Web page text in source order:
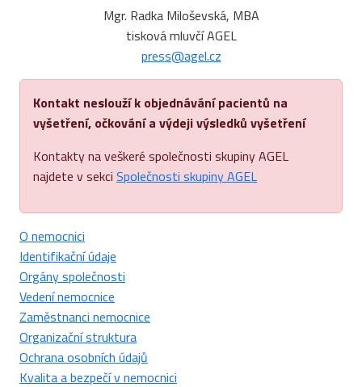
Mgr. Radka Miloševská, MBA
tisková mluvčí AGEL
press@agel.cz
Kontakt neslouží k objednávání pacientů na
vyšetření, očkování a výdeji výsledků vyšetření
Kontakty na veškeré společnosti skupiny AGEL
najdete v sekci Společnosti skupiny AGEL
O nemocnici
Identifikační údaje
Orgány společnosti
Vedení nemocnice
Zaměstnanci nemocnice
Organizační struktura
Ochrana osobních údajů
Kvalita a bezpečí v nemocnici